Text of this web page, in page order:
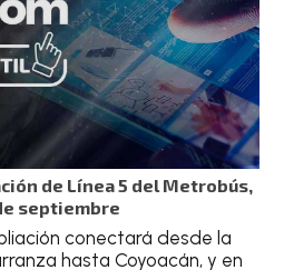
de Línea 5 del Metrobús,
septiembre
conectará desde la
hasta Coyoacán, y en